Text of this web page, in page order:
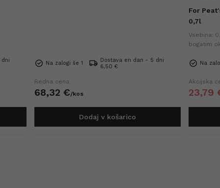
Na zalogi še 1
Dostava en dan - 5 dni
6,50 €
Redna cena
68,32 €/kos
Dodaj v košarico
For
0,7l
Vsebina:
bogatim
cena v
Na
Akcijska
23,79